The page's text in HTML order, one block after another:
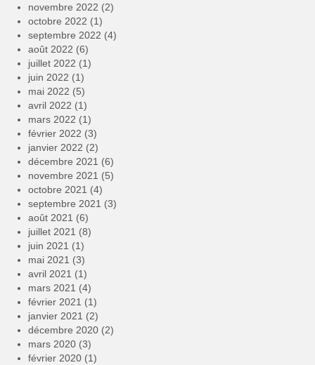
novembre 2022 (2)
octobre 2022 (1)
septembre 2022 (4)
août 2022 (6)
juillet 2022 (1)
juin 2022 (1)
mai 2022 (5)
avril 2022 (1)
mars 2022 (1)
février 2022 (3)
janvier 2022 (2)
décembre 2021 (6)
novembre 2021 (5)
octobre 2021 (4)
septembre 2021 (3)
août 2021 (6)
juillet 2021 (8)
juin 2021 (1)
mai 2021 (3)
avril 2021 (1)
mars 2021 (4)
février 2021 (1)
janvier 2021 (2)
décembre 2020 (2)
mars 2020 (3)
février 2020 (1)